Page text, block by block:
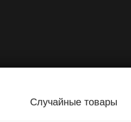
Случайные товары